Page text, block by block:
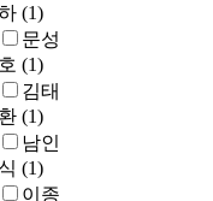
(1)
문성
호 (1)
김태
환 (1)
남인
식 (1)
이종